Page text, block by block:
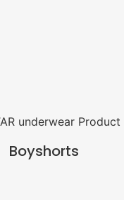
Boyshorts